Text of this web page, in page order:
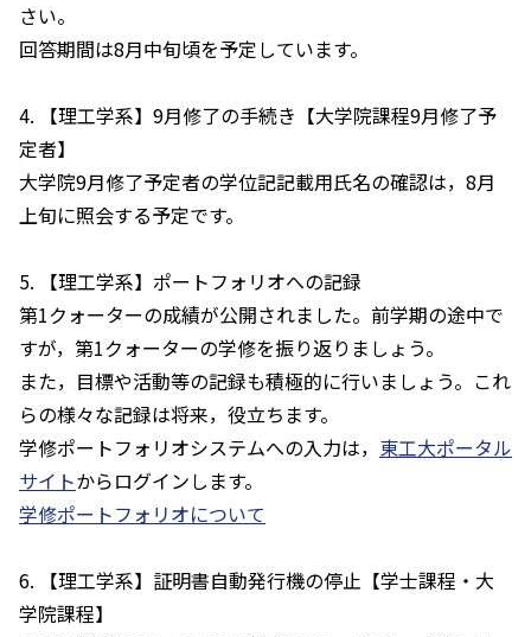
さい。
回答期間は8月中旬頃を予定しています。
4. 【理工学系】9月修了の手続き【大学院課程9月修了予
定者】
大学院9月修了予定者の学位記記載用氏名の確認は，8月
上旬に照会する予定です。
5. 【理工学系】ポートフォリオへの記録
第1クォーターの成績が公開されました。前学期の途中で
すが，第1クォーターの学修を振り返りましょう。
また，目標や活動等の記録も積極的に行いましょう。これ
らの様々な記録は将来，役立ちます。
学修ポートフォリオシステムへの入力は， 東工大ポータル
サイトからログインします。
学修ポートフォリオについて
6. 【理工学系】証明書自動発行機の停止【学士課程・大
学院課程】